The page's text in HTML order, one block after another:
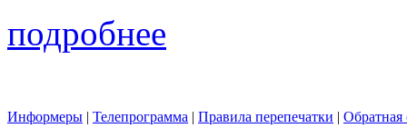
подробнее
Информеры | Телепрограмма | Правила перепечатки | Обратная